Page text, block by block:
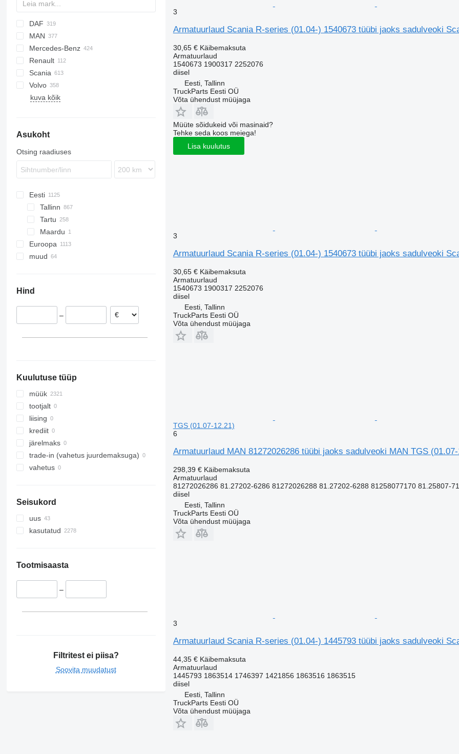
DAF
CF
LF
XF
XG
Cargo
F-MAX
EuroCargo
Eurotech
S-Way
Stralis
Trakker
X-Way
MAN
L2000
LE
TGA
TGL
TGM
Mercedes-Benz
A-Class
Actros
Antos
Arocs
Econic
Canter
Renault
Kerax
Magnum
Major
Premium
Scania
G-series
L-series
S-series
E-series
Volvo
B-series
FL
FMX
VNL
kuva kõik
Asukoht
Otsing raadiuses
Eesti
Tallinn
Tartu
Maardu
Euroopa
Leedu
Portugal
Itaalia
muud
Hind
–
Kuulutuse tüüp
müük
tootjalt
liising
krediit
järelmaks
trade-in (vahetus juurdemaksuga)
vahetus
Seisukord
uus
kasutatud
Tootmisaasta
–
Filtritest ei piisa?
Soovita muudatust
3
Armatuurlaud Scania R-series (01.04-) 1540673 tüübi jaoks sadulveoki
30,65 € Käibemaksuta
Armatuurlaud
1540673 1900317 2252076
diisel
Eesti, Tallinn
TruckParts Eesti OÜ
Võta ühendust müüjaga
Müüte sõidukeid või masinaid?
Tehke seda koos meiega!
Lisa kuulutus
3
Armatuurlaud Scania R-series (01.04-) 1540673 tüübi jaoks sadulveoki
30,65 € Käibemaksuta
Armatuurlaud
1540673 1900317 2252076
diisel
Eesti, Tallinn
TruckParts Eesti OÜ
Võta ühendust müüjaga
TGS (01.07-12.21)
6
Armatuurlaud MAN 81272026286 tüübi jaoks sadulveoki MAN TGS
298,39 € Käibemaksuta
Armatuurlaud
81272026286 81.27202-6286 81272026288 81.27202-6288 81258077170 81.25807-
diisel
Eesti, Tallinn
TruckParts Eesti OÜ
Võta ühendust müüjaga
3
Armatuurlaud Scania R-series (01.04-) 1445793 tüübi jaoks sadulveoki
44,35 € Käibemaksuta
Armatuurlaud
1445793 1863514 1746397 1421856 1863516 1863515
diisel
Eesti, Tallinn
TruckParts Eesti OÜ
Võta ühendust müüjaga